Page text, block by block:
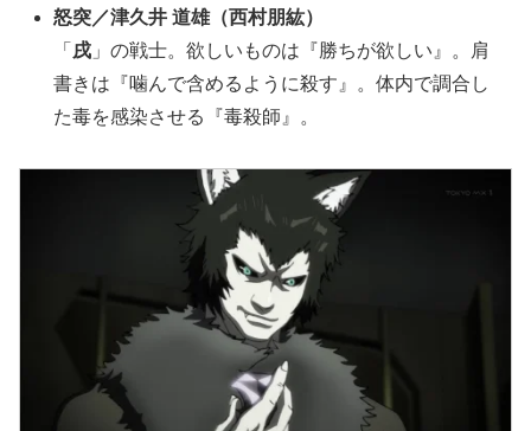
怒突／津久井 道雄（西村朋紘）
「 戌 」の戦士。欲しいものは『勝ちが欲しい』。肩
書きは『噛んで含めるように殺す』。体内で調合し
た毒を感染させる『毒殺師』。